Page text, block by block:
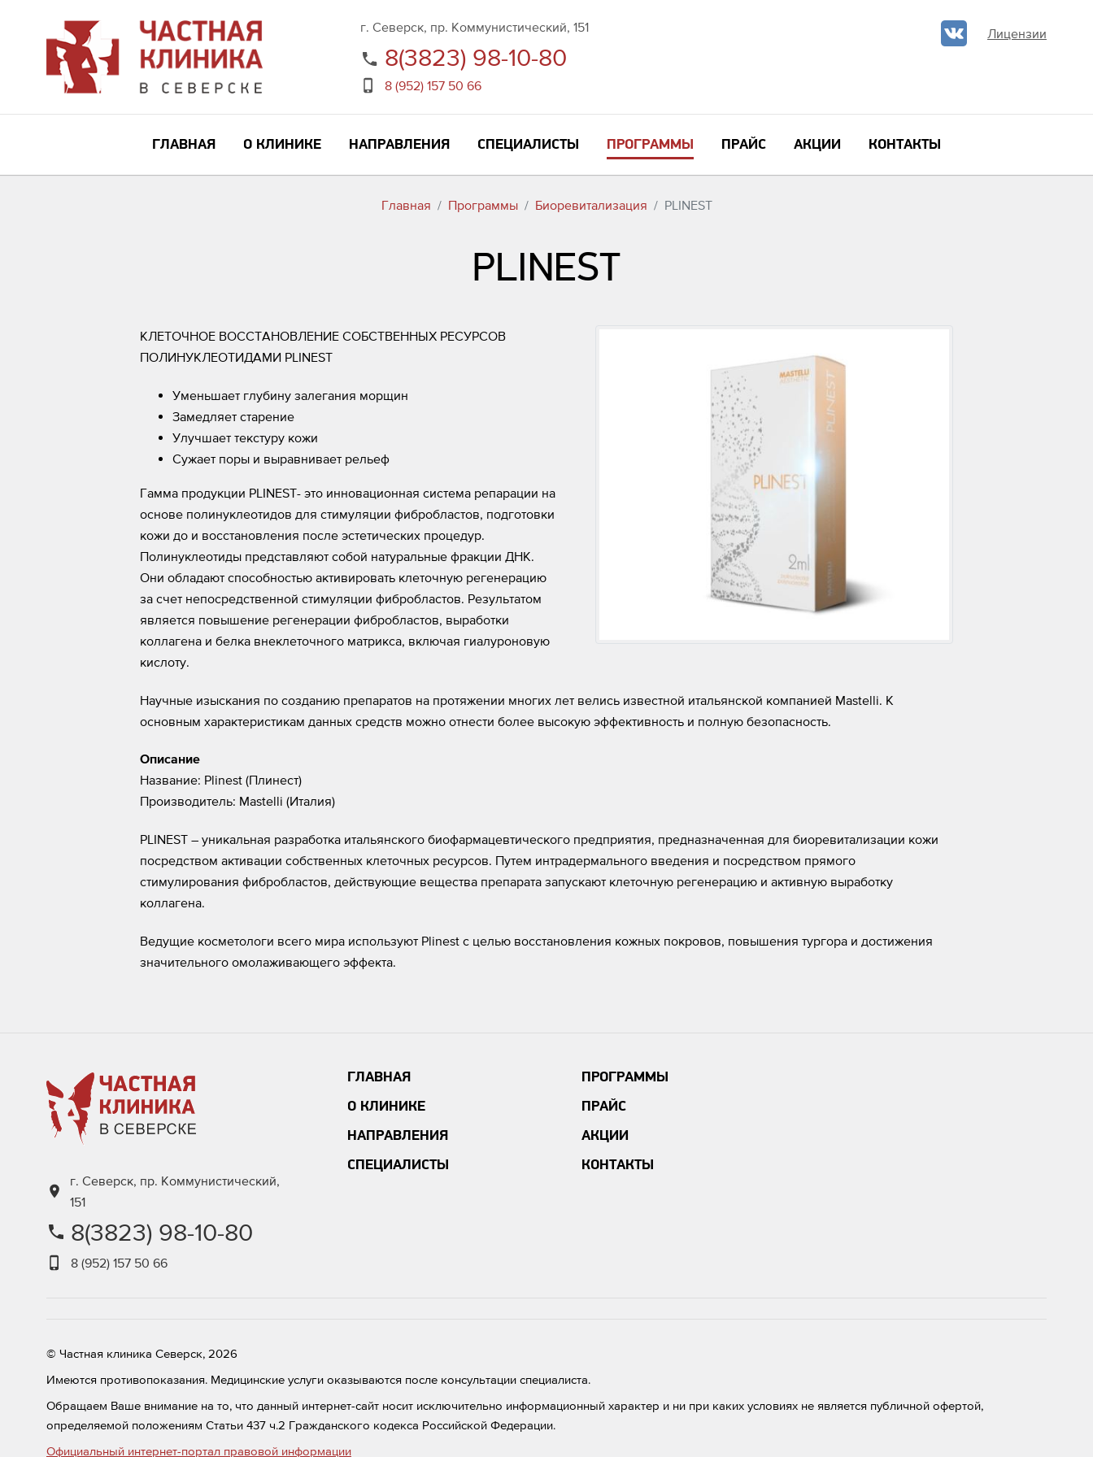
г. Северск, пр. Коммунистический, 151
8(3823) 98-10-80
8 (952) 157 50 66
Лицензии
ГЛАВНАЯ О КЛИНИКЕ НАПРАВЛЕНИЯ СПЕЦИАЛИСТЫ ПРОГРАММЫ ПРАЙС АКЦИИ КОНТАКТЫ
Главная Программы Биоревитализация PLINEST
PLINEST
КЛЕТОЧНОЕ ВОССТАНОВЛЕНИЕ СОБСТВЕННЫХ РЕСУРСОВ
ПОЛИНУКЛЕОТИДАМИ PLINEST
Уменьшает глубину залегания морщин
Замедляет старение
Улучшает текстуру кожи
Сужает поры и выравнивает рельеф
Гамма продукции PLINEST- это инновационная система репарации на
основе полинуклеотидов для стимуляции фибробластов, подготовки
кожи до и восстановления после эстетических процедур.
Полинуклеотиды представляют собой натуральные фракции ДНК.
Они обладают способностью активировать клеточную регенерацию
за счет непосредственной стимуляции фибробластов. Результатом
является повышение регенерации фибробластов, выработки
коллагена и белка внеклеточного матрикса, включая гиалуроновую
кислоту.
Научные изыскания по созданию препаратов на протяжении многих лет велись известной итальянской компанией Mastelli. К
основным характеристикам данных средств можно отнести более высокую эффективность и полную безопасность.
Описание
Название: Plinest (Плинест)
Производитель: Mastelli (Италия)
PLINEST – уникальная разработка итальянского биофармацевтического предприятия, предназначенная для биоревитализации кожи
посредством активации собственных клеточных ресурсов. Путем интрадермального введения и посредством прямого
стимулирования фибробластов, действующие вещества препарата запускают клеточную регенерацию и активную выработку
коллагена.
Ведущие косметологи всего мира используют Plinest с целью восстановления кожных покровов, повышения тургора и достижения
значительного омолаживающего эффекта.
г. Северск, пр. Коммунистический,
151
8(3823) 98-10-80
8 (952) 157 50 66
ГЛАВНАЯ
О КЛИНИКЕ
НАПРАВЛЕНИЯ
СПЕЦИАЛИСТЫ
ПРОГРАММЫ
ПРАЙС
АКЦИИ
КОНТАКТЫ
© Частная клиника Северск, 2026
Имеются противопоказания. Медицинские услуги оказываются после консультации специалиста.
Обращаем Ваше внимание на то, что данный интернет-сайт носит исключительно информационный характер и ни при каких условиях не является публичной офертой,
определяемой положениям Статьи 437 ч.2 Гражданского кодекса Российской Федерации.
Официальный интернет-портал правовой информации